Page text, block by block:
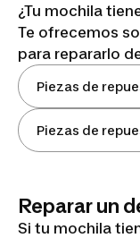
¿Tu mochila
Te ofrecemos
para repararlo
Piezas de
Piezas de
Reparar un
Si tu mochila